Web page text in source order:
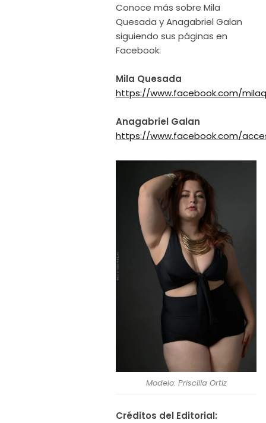
Conoce más sobre Mila
Quesada y Anagabriel Galan
siguiendo sus páginas en
Facebook:
Mila Quesada
https://www.facebook.com/
Anagabriel Galan
https://www.facebook.com/
Modelo: Priscilla Ortiz
Créditos del Editorial: